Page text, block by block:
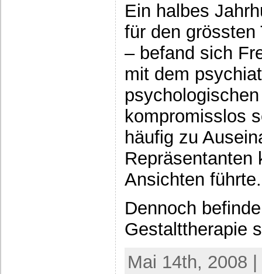
Ein halbes
für den grössten
– befand sich
mit dem
kompromisslos
häufig zu
Repräsentanten
Ansichten führte.
Dennoch
Gestalttherapie
Mai 14th, 2008